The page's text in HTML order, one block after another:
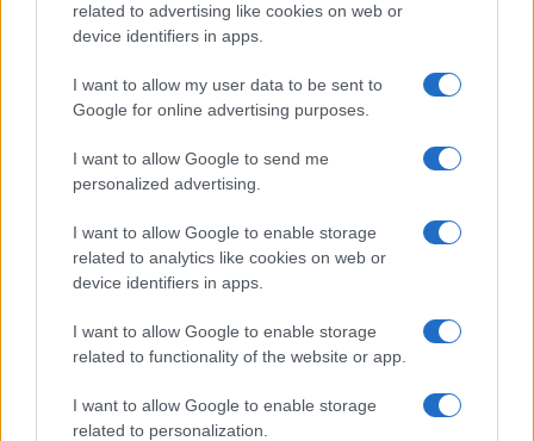
related to advertising like cookies on web or
device identifiers in apps.
I want to allow my user data to be sent to
Google for online advertising purposes.
I want to allow Google to send me
personalized advertising.
I want to allow Google to enable storage
related to analytics like cookies on web or
device identifiers in apps.
I want to allow Google to enable storage
related to functionality of the website or app.
I want to allow Google to enable storage
related to personalization.
Imane fa sapere che “la mia famiglia a casa è
preoccupata, in Algeria. Invio un messaggio a
tutte le persone del mondo per sostenere i
principi olimpici e la Carta olimpica
astenersi dal bullismo su tutti gli atleti, perché
questo ha effetti enorm. Poi il ringraziamento al
presidente, Thomas Bach, che l’ha sostenuta.
Articolo in aggiornamento
#IMANE KHELIF